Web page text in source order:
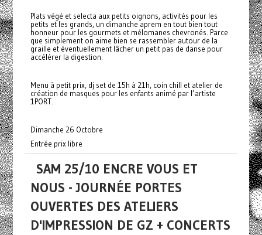
Plats végé et selecta aux petits oignons, activités pour les
petits et les grands, un dimanche aprem en tout bien tout
honneur pour les gourmets et mélomanes chevronés. Parce
que simplement on aime bien se rassembler autour de la
graille et éventuellement lâcher un petit pas de danse pour
accélérer la digestion.
Menu à petit prix, dj set de 15h à 21h, coin chill et atelier de
création de masques pour les enfants animé par l’artiste
1PORT.
Dimanche 26 Octobre
Entrée prix libre
SAM 25/10 ENCRE VOUS ET
NOUS - JOURNÉE PORTES
OUVERTES DES ATELIERS
D'IMPRESSION DE GZ + CONCERTS